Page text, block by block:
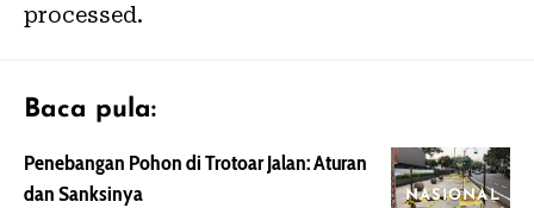
processed.
Baca pula:
NASIONAL
Penebangan Pohon di Trotoar Jalan: Aturan
dan Sanksinya